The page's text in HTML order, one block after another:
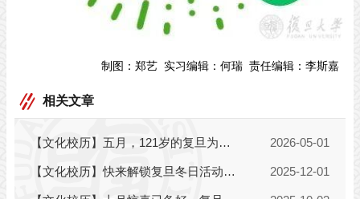
制图： 郑艺 实习编辑： 何瑞 责任编辑： 李斯嘉
相关文章